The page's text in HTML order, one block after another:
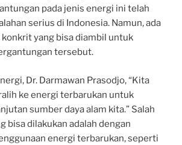
pada jenis energi ini telah
serius di Indonesia. Namun, ada
yang bisa diambil untuk
tersebut.
Dr. Darmawan Prasodjo, “Kita
ke energi terbarukan untuk
sumber daya alam kita.” Salah
bisa dilakukan adalah dengan
energi terbarukan, seperti